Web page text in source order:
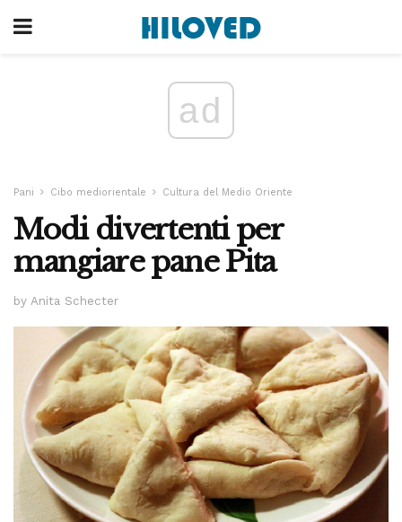
ad
Pani Cibo mediorientale Cultura del Medio Oriente
Modi divertenti per
mangiare pane Pita
by Anita Schecter